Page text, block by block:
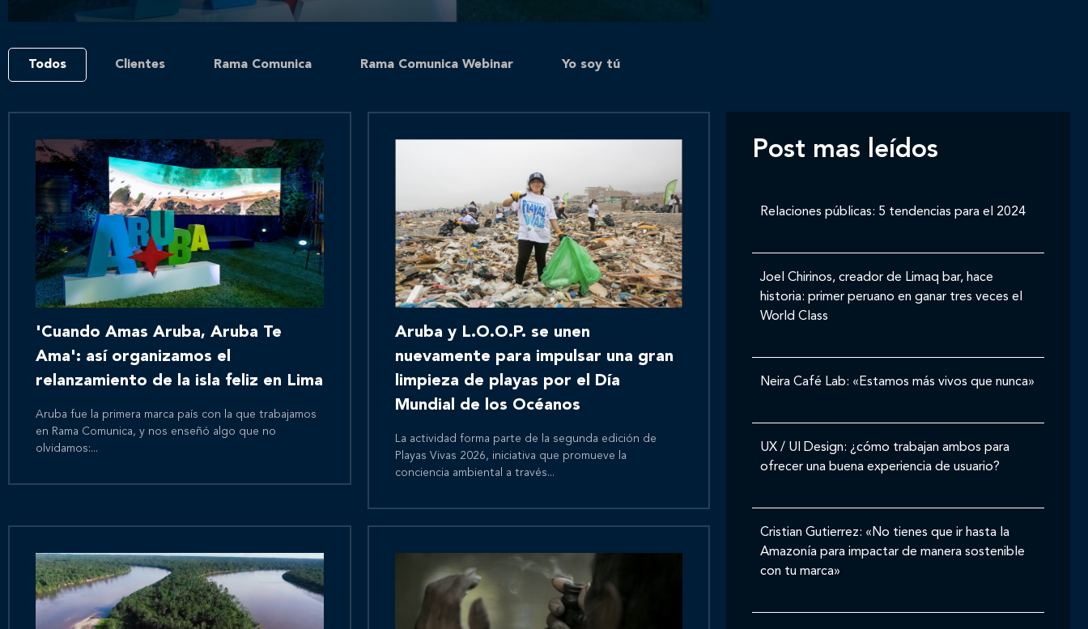
Inicio
Nosotros
Nuestros servicios
Nuestros clientes
Novedades
Todos Clientes Rama Comunica Rama Comunica Webinar Yo soy tú
'Cuando Amas Aruba, Aruba Te
Ama': así organizamos el
relanzamiento de la isla feliz en Lima
Aruba fue la primera marca país con la que trabajamos
en Rama Comunica, y nos enseñó algo que no
olvidamos:...
Aruba y L.O.O.P. se unen
nuevamente para impulsar una gran
limpieza de playas por el Día
Mundial de los Océanos
La actividad forma parte de la segunda edición de
Playas Vivas 2026, iniciativa que promueve la
conciencia ambiental a través...
Post mas leídos
Relaciones públicas: 5 tendencias para el 2024
Joel Chirinos, creador de Limaq bar, hace
historia: primer peruano en ganar tres veces el
World Class
Neira Café Lab: «Estamos más vivos que nunca»
UX / UI Design: ¿cómo trabajan ambos para
ofrecer una buena experiencia de usuario?
Cristian Gutierrez: «No tienes que ir hasta la
Amazonía para impactar de manera sostenible
con tu marca»